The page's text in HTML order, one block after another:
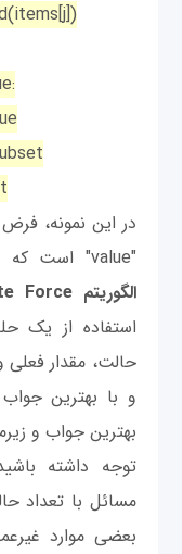
در این نمونه،
"value" است که نشان دهنده ارزش آن آیتم است.
الگوریتم Brute Force
استفاده از یک
حالت، مقدار
و با بهترین
بهترین جواب و
توجه داشته
مسائل با تعداد
بعضی موارد